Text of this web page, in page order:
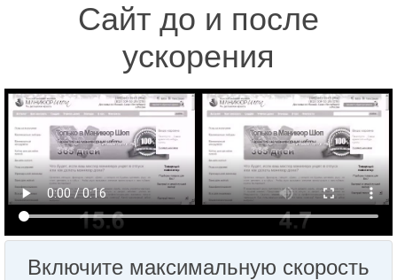
Сайт до и после
ускорения
Включите максимальную скорость